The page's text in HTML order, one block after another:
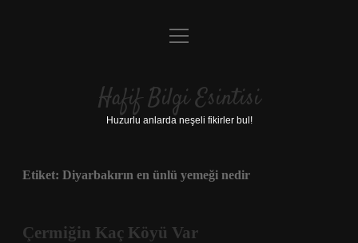
Anasayfa
Yasal Uyarı
menüyü
Hafif Bilgi Esintisi
Huzurlu anlarda neşeli fikirler bul!
Etiket: Diyarbakırın en ünlü yemeği nedir
Çermiğin Kaç Köyü Var